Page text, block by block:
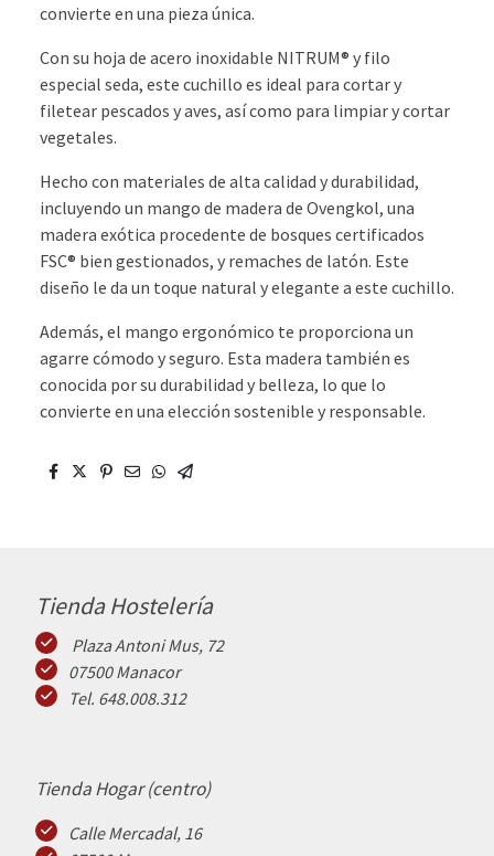
convierte en una pieza única.
Con su hoja de acero inoxidable NITRUM® y filo
especial seda, este cuchillo es ideal para cortar y
filetear pescados y aves, así como para limpiar y cortar
vegetales.
Hecho con materiales de alta calidad y durabilidad,
incluyendo un mango de madera de Ovengkol, una
madera exótica procedente de bosques certificados
FSC® bien gestionados, y remaches de latón. Este
diseño le da un toque natural y elegante a este cuchillo.
Además, el mango ergonómico te proporciona un
agarre cómodo y seguro. Esta madera también es
conocida por su durabilidad y belleza, lo que lo
convierte en una elección sostenible y responsable.
Tienda Hostelería
Plaza Antoni Mus, 72
07500 Manacor
Tel. 648.008.312
Tienda Hogar (centro)
Calle Mercadal, 16